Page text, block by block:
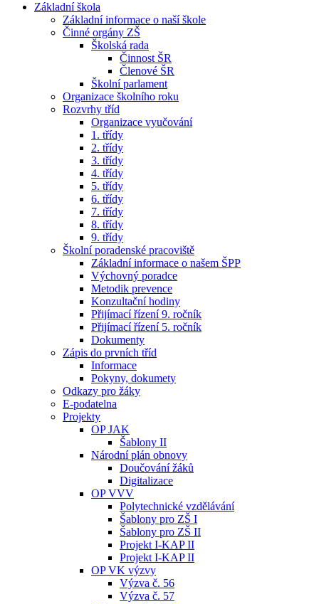
Základní škola
Základní informace o naší škole
Činné orgány ZŠ
Školská rada
Činnost ŠR
Členové ŠR
Školní parlament
Organizace školního roku
Rozvrhy tříd
Organizace vyučování
1. třídy
2. třídy
3. třídy
4. třídy
5. třídy
6. třídy
7. třídy
8. třídy
9. třídy
Školní poradenské pracoviště
Základní informace o našem ŠPP
Výchovný poradce
Metodik prevence
Konzultační hodiny
Přijímací řízení 9. ročník
Přijímací řízení 5. ročník
Dokumenty
Zápis do prvních tříd
Informace
Pokyny, dokumety
Odkazy pro žáky
E-podatelna
Projekty
OP JAK
Šablony II
Národní plán obnovy
Doučování žáků
Digitalizace
OP VVV
Polytechnické vzdělávání
Šablony pro ZŠ I
Šablony pro ZŠ II
Projekt I-KAP II
Projekt I-KAP II
OP VK výzvy
Výzva č. 56
Výzva č. 57